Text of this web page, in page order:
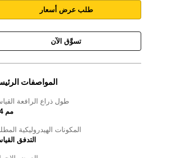
طلب عرض أسعار
تسوَّق الآن
المواصفات
طول ذراع الرافعة
914 مم
المكونات الهيدروليكية
التدفق